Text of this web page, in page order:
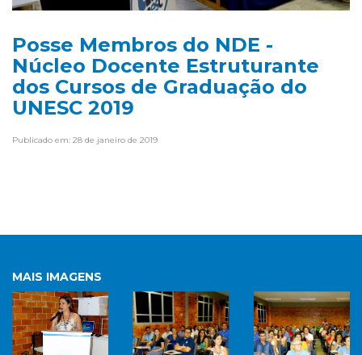
Posse Membros do NDE -
Núcleo Docente Estruturante
dos Cursos de Graduação do
UNESC 2019
Publicado em: 28 de janeiro de 2019
MAIS IMAGENS